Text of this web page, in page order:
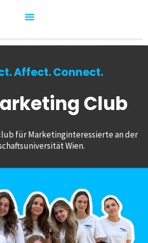
Affect. Connect.
Club
für Marketinginteressierte an der
Wien.